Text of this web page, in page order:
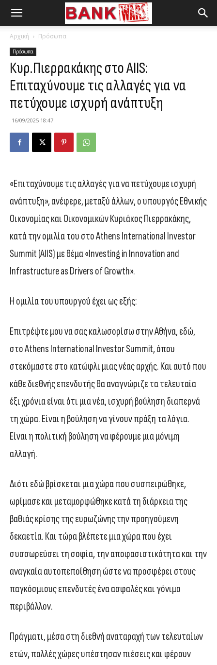
Αρχική Πρόσωπα
Πρόσωπα
Κυρ.Πιερρακάκης στο AIIS:
Επιταχύνουμε τις αλλαγές για να
πετύχουμε ισχυρή ανάπτυξη
16/09/2025 18:47
«Επιταχύνουμε τις αλλαγές για να πετύχουμε ισχυρή
ανάπτυξη», ανέφερε, μεταξύ άλλων, ο υπουργός Εθνικής
Οικονομίας και Οικονομικών Κυριάκος Πιερρακάκης,
κατά την ομιλία του στο Athens International Investor
Summit (AIIS) με θέμα «Investing in Innovation and
Infrastructure as Drivers of Growth».
Η ομιλία του υπουργού έχει ως εξής:
Επιτρέψτε μου να σας καλωσορίσω στην Αθήνα, εδώ,
στο Athens International Investor Summit, όπου
στεκόμαστε στο κατώφλι μιας νέας αρχής. Και αυτό που
κάθε διεθνής επενδυτής θα αναγνώριζε τα τελευταία
έξι χρόνια είναι ότι μια νέα, ισχυρή βούληση διαπερνά
τη χώρα. Είναι η βούληση να γίνουν πράξη τα λόγια.
Είναι η πολιτική βούληση να φέρουμε μια μόνιμη
αλλαγή.
Διότι εδώ βρίσκεται μια χώρα που συσπειρώθηκε,
ωρίμασε και μεταμορφώθηκε κατά τη διάρκεια της
βαθιάς κρίσης της ευρωζώνης την προηγούμενη
δεκαετία. Και τώρα βλέπετε μια χώρα που έχει
συσσωρεύσει τη σοφία, την αποφασιστικότητα και την
αναγκαία αυτοπεποίθηση ώστε να προσφέρει στους
παγκόσμιους επενδυτές ένα ασφαλές και γόνιμο
περιβάλλον.
Πράγματι, μέσα στη διεθνή αναταραχή των τελευταίων
ετών, πολλές χώρες υπέστησαν πιέσεις και φέρουν